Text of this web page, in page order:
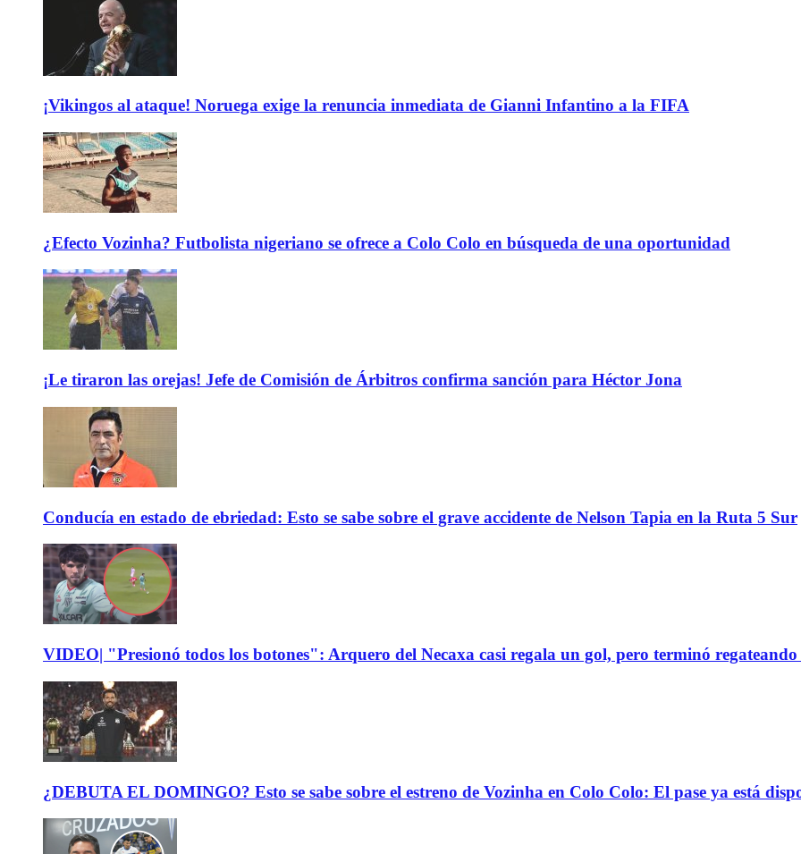
¡Vikingos al ataque! Noruega exige la renuncia inmediata de Gianni Infantino a la FIFA
¿Efecto Vozinha? Futbolista nigeriano se ofrece a Colo Colo en búsqueda de una oportunidad
¡Le tiraron las orejas! Jefe de Comisión de Árbitros confirma sanción para Héctor Jona
Conducía en estado de ebriedad: Esto se sabe sobre el grave accidente de Nelson Tapia en la Ruta 5 Sur
VIDEO| "Presionó todos los botones": Arquero del Necaxa casi regala un gol, pero terminó
¿DEBUTA EL DOMINGO? Esto se sabe sobre el estreno de Vozinha en Colo Colo: El pase ya está